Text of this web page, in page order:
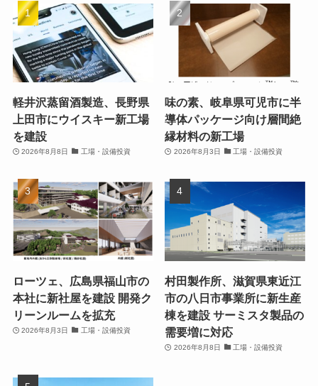
軽井沢蒸留酒製造、長野県
上田市にウイスキー新工場
を建設
2026年8月8日 工場・設備投資
味の素、岐阜県可児市に半
導体パッケージ向け層間絶
縁材料の新工場
2026年8月3日 工場・設備投資
ローツェ、広島県福山市の
本社に新社屋を建設 開発ク
リーンルームを拡充
2026年8月3日 工場・設備投資
村田製作所、滋賀県東近江
市の八日市事業所に新生産
棟を建設 サーミスタ製品の
需要増に対応
2026年8月8日 工場・設備投資